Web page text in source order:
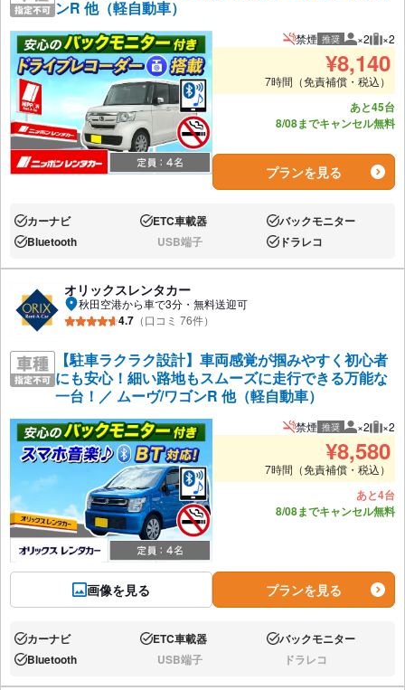
ンR 他（軽自動車）
禁煙 推奨 推奨人数
×2 推
×2
¥8,140
7時間（免責補償・税込）
あと45台
8/08までキャンセル無料
プランを見る
あり:カーナビ あり:ETC車載器 あり:バックモニター
あり:Bluetooth なし:USB端子 あり:ドラレコ
オリックスレンタカー
秋田空港から車で3分・無料送迎可
4.7 （口コミ 76件）
【駐車ラクラク設計】車両感覚が掴みやすく初心者
にも安心！細い路地もスムーズに走行できる万能な
一台！／ ムーヴ/ワゴンR 他（軽自動車）
画像を見る
禁煙 推奨 推奨人数
×2 推
×2
¥8,580
7時間（免責補償・税込）
あと4台
8/08までキャンセル無料
プランを見る
あり:カーナビ あり:ETC車載器 あり:バックモニター
あり:Bluetooth なし:USB端子 なし:ドラレコ